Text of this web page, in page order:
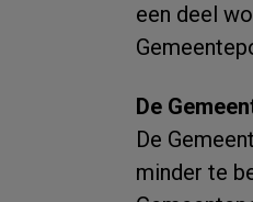
een deel
De
De
minder te